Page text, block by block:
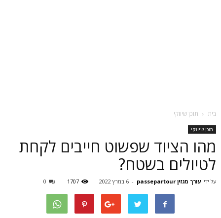
בית תוכן שיווקי
תוכן שיווקי
מהו הציוד שפשוט חייבים לקחת
לטיולים בשטח?
על ידי עורך מגזין passepartour - 6 במרץ 2022 1707
0